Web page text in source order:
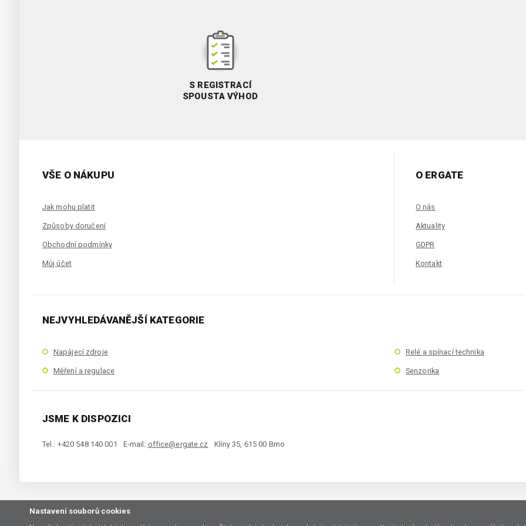
S REGISTRACÍ
SPOUSTA VÝHOD
VŠE O NÁKUPU
Jak mohu platit
Způsoby doručení
Obchodní podmínky
Můj účet
O ERGATE
O nás
Aktuality
GDPR
Kontakt
NEJVYHLEDÁVANĚJŠÍ KATEGORIE
Napájecí zdroje Relé a spínací technika
Měření a regulace Senzorika
JSME K DISPOZICI
Tel.: +420 548 140 001 E-mail: office@ergate.cz Klíny 35, 615 00 Brno
Copyright © 2021 ERGATE Automation s.r.o., Klíny 35, 61500 Brno
Nastavení souborů cookies